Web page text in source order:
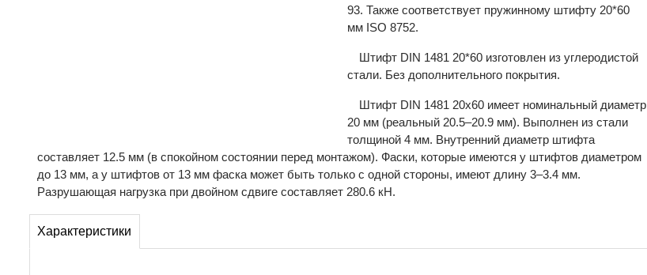
93. Также соответствует пружинному штифту 20*60
мм ISO 8752.
Штифт DIN 1481 20*60 изготовлен из углеродистой
стали. Без дополнительного покрытия.
Штифт DIN 1481 20х60 имеет номинальный диаметр
20 мм (реальный 20.5–20.9 мм). Выполнен из стали
толщиной 4 мм. Внутренний диаметр штифта
составляет 12.5 мм (в спокойном состоянии перед монтажом). Фаски, которые имеются у штифтов диаметром
до 13 мм, а у штифтов от 13 мм фаска может быть только с одной стороны, имеют длину 3–3.4 мм.
Разрушающая нагрузка при двойном сдвиге составляет 280.6 кН.
Характеристики